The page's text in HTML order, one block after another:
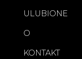
ULUBIONE
O
KONTAKT